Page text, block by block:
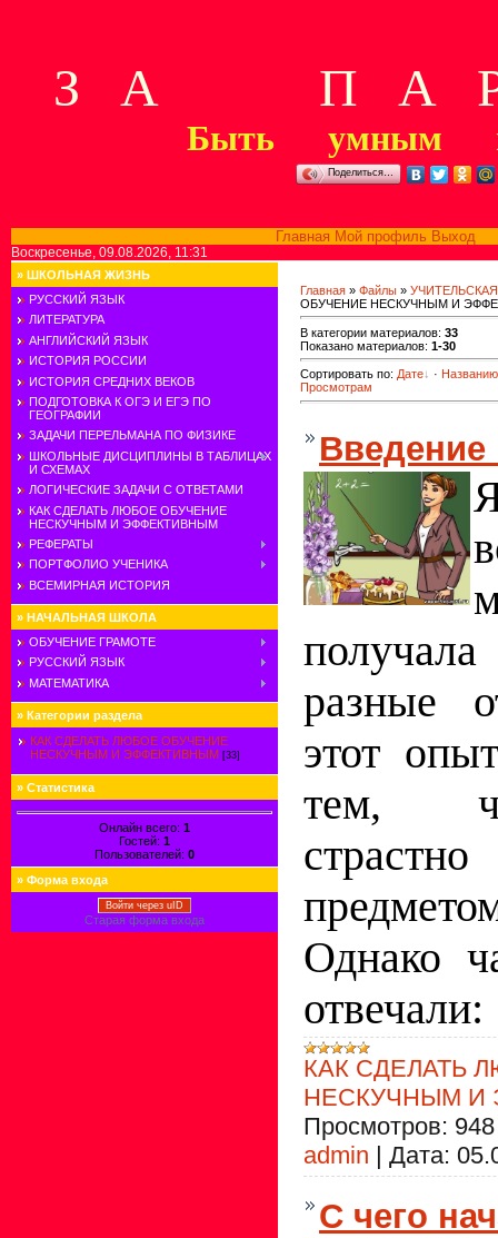
З А П А Р
Быть умным
Поделиться…
Главная Мой профиль Выход
Воскресенье, 09.08.2026, 11:31
» ШКОЛЬНАЯ ЖИЗНЬ
РУССКИЙ ЯЗЫК
ЛИТЕРАТУРА
АНГЛИЙСКИЙ ЯЗЫК
ИСТОРИЯ РОССИИ
ИСТОРИЯ СРЕДНИХ ВЕКОВ
ПОДГОТОВКА К ОГЭ И ЕГЭ ПО
ГЕОГРАФИИ
ЗАДАЧИ ПЕРЕЛЬМАНА ПО ФИЗИКЕ
ШКОЛЬНЫЕ ДИСЦИПЛИНЫ В ТАБЛИЦАХ
И СХЕМАХ
ЛОГИЧЕСКИЕ ЗАДАЧИ С ОТВЕТАМИ
КАК СДЕЛАТЬ ЛЮБОЕ ОБУЧЕНИЕ
НЕСКУЧНЫМ И ЭФФЕКТИВНЫМ
РЕФЕРАТЫ
ПОРТФОЛИО УЧЕНИКА
ВСЕМИРНАЯ ИСТОРИЯ
» НАЧАЛЬНАЯ ШКОЛА
ОБУЧЕНИЕ ГРАМОТЕ
РУССКИЙ ЯЗЫК
МАТЕМАТИКА
» Категории раздела
КАК СДЕЛАТЬ ЛЮБОЕ ОБУЧЕНИЕ
НЕСКУЧНЫМ И ЭФФЕКТИВНЫМ [33]
» Статистика
Онлайн всего: 1
Гостей: 1
Пользователей: 0
» Форма входа
Войти через uID
Старая форма входа
Главная » Файлы » УЧИТЕЛЬСКАЯ
ОБУЧЕНИЕ НЕСКУЧНЫМ И
В категории материалов: 33
Показано материалов: 1-30
Сортировать по: Дате · Названию
Просмотрам
Введение
разные
этот
тем,
Однако
отвечали:
КАК СДЕЛАТЬ
НЕСКУЧНЫМ И
Просмотров: 948
admin | Дата:
С чего